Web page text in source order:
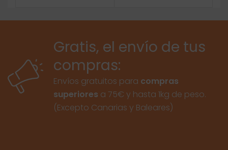
Gratis, el envío de tus
compras:
Envíos gratuitos para compras
superiores a 75€ y hasta 1kg de peso.
(Excepto Canarias y Baleares)